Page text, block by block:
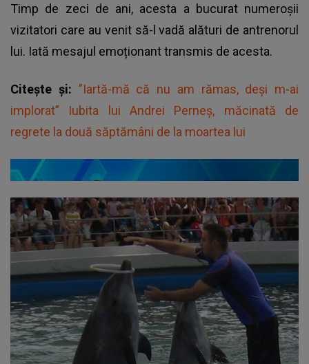
Timp de zeci de ani, acesta a bucurat numeroșii
vizitatori care au venit să-l vadă alături de antrenorul
lui. Iată mesajul emoționant transmis de acesta.
Citește și: ”Iartă-mă că nu am rămas, deși m-ai
implorat” Iubita lui Andrei Perneș, măcinată de
regrete la două săptămâni de la moartea lui